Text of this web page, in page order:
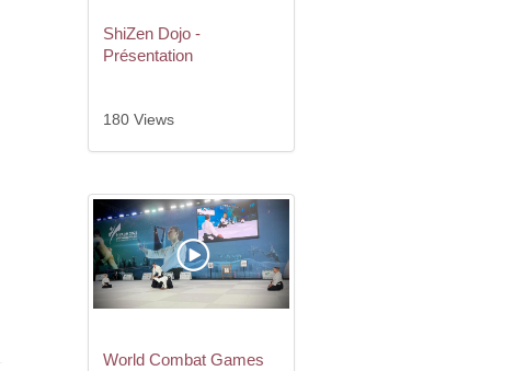
ShiZen Dojo -
Présentation
180 Views
World Combat Games